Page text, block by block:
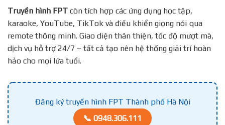
Truyền hình FPT còn tích hợp các ứng dụng học tập,
karaoke, YouTube, TikTok và điều khiển giọng nói qua
remote thông minh. Giao diện thân thiện, tốc độ mượt mà,
dịch vụ hỗ trợ 24/7 – tất cả tạo nên hệ thống giải trí hoàn
hảo cho mọi lứa tuổi.
Đăng ký truyền hình FPT Thành phố Hà Nội
📞 0948.306.111